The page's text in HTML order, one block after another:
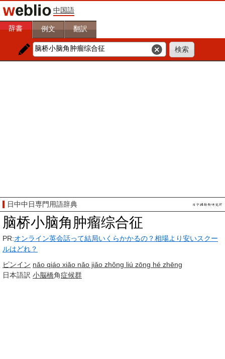
中国語
辞書 例文 翻訳
日中中日専門用語辞典
脑桥小脑角肿瘤综合征
PR:オンライン英会話って結局いくらかかるの？相場より安いスクー
ルはどれ？
ピンイン nǎo qiáo xiǎo nǎo jiǎo zhǒng liú zōng hé zhēng
日本語訳 小脳橋角症候群